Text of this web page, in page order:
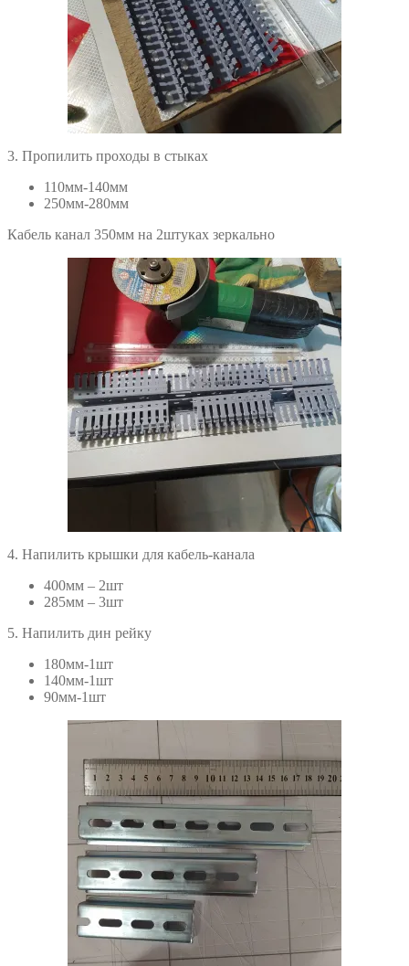
3. Пропилить проходы в стыках
110мм-140мм
250мм-280мм
Кабель канал 350мм на 2штуках зеркально
4. Напилить крышки для кабель-канала
400мм – 2шт
285мм – 3шт
5. Напилить дин рейку
180мм-1шт
140мм-1шт
90мм-1шт